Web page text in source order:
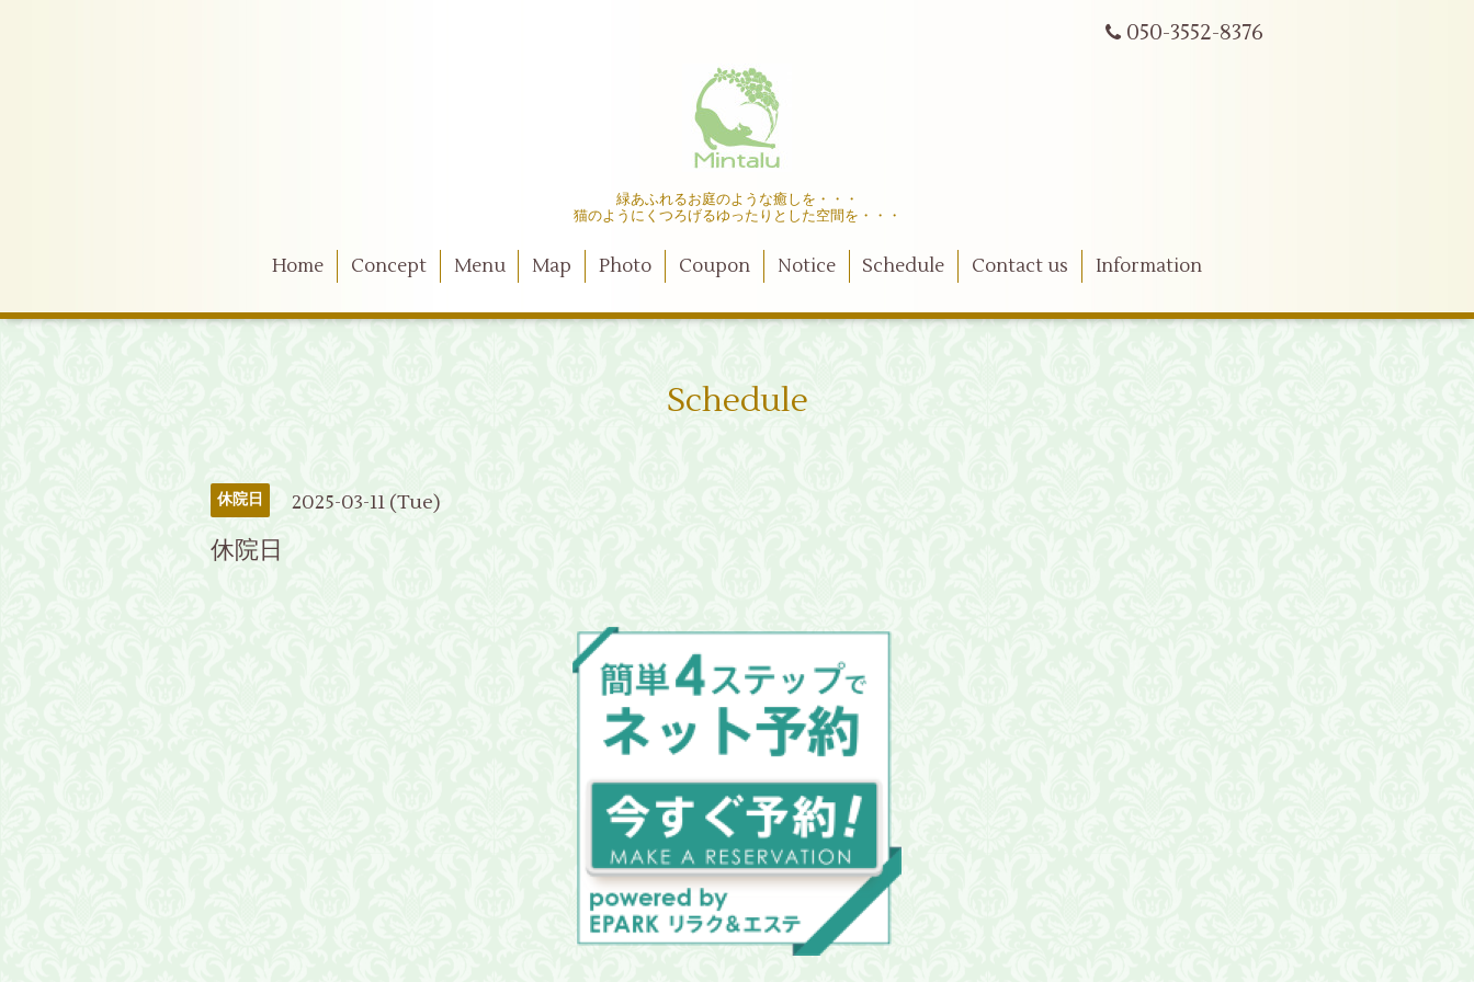
050-3552-8376
緑あふれるお庭のような癒しを・・・
猫のようにくつろげるゆったりとした空間を・・・
Home Concept Menu Map Photo Coupon Notice Schedule Contact us Information
Schedule
休院日 2025-03-11 (Tue)
休院日